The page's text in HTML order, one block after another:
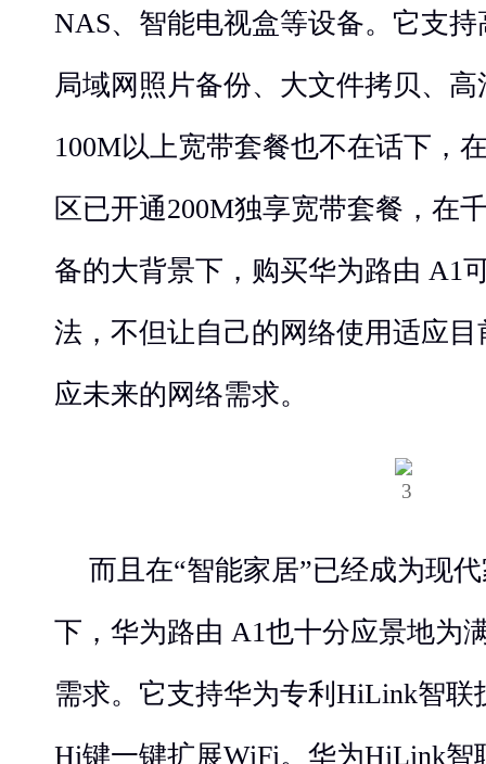
NAS、智能电视盒等设备。它支
局域网照片备份、大文件拷贝、
100M以上宽带套餐也不在话下，
区已开通200M独享宽带套餐，在
备的大背景下，购买华为路由 A1
法，不但让自己的网络使用适应
应未来的网络需求。
而且在“智能家居”已经成为现
下，华为路由 A1也十分应景地为
需求。它支持华为专利HiLink智联
Hi键一键扩展WiFi。华为HiLink智